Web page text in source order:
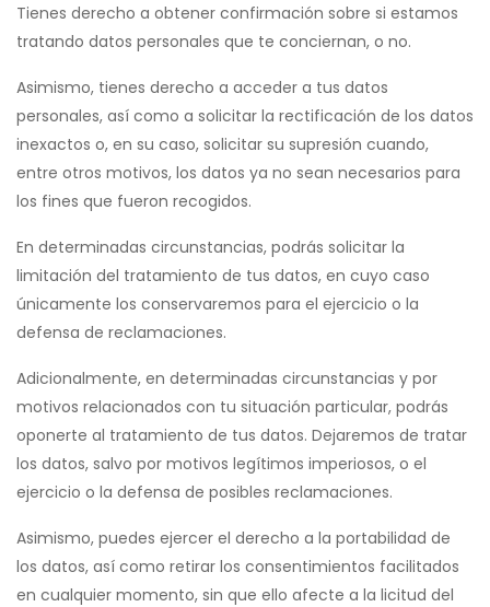
Tienes derecho a obtener confirmación sobre si estamos
tratando datos personales que te conciernan, o no.
Asimismo, tienes derecho a acceder a tus datos
personales, así como a solicitar la rectificación de los datos
inexactos o, en su caso, solicitar su supresión cuando,
entre otros motivos, los datos ya no sean necesarios para
los fines que fueron recogidos.
En determinadas circunstancias, podrás solicitar la
limitación del tratamiento de tus datos, en cuyo caso
únicamente los conservaremos para el ejercicio o la
defensa de reclamaciones.
Adicionalmente, en determinadas circunstancias y por
motivos relacionados con tu situación particular, podrás
oponerte al tratamiento de tus datos. Dejaremos de tratar
los datos, salvo por motivos legítimos imperiosos, o el
ejercicio o la defensa de posibles reclamaciones.
Asimismo, puedes ejercer el derecho a la portabilidad de
los datos, así como retirar los consentimientos facilitados
en cualquier momento, sin que ello afecte a la licitud del